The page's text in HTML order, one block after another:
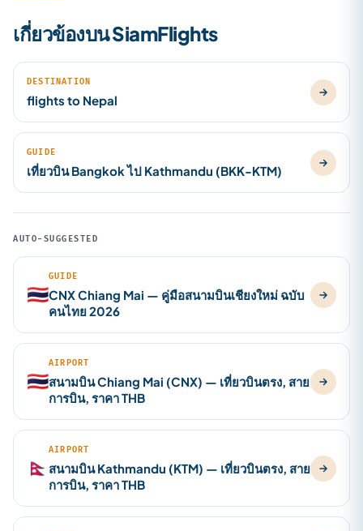
เกี่ยวข้องบน SiamFlights
DESTINATION
flights to Nepal
GUIDE
เที่ยวบิน Bangkok ไป Kathmandu (BKK-KTM)
AUTO-SUGGESTED
🇹🇭
GUIDE
CNX Chiang Mai — คู่มือสนามบินเชียงใหม่ ฉบับ
คนไทย 2026
🇹🇭
AIRPORT
สนามบิน Chiang Mai (CNX) — เที่ยวบินตรง, สาย
การบิน, ราคา THB
🇳🇵
AIRPORT
สนามบิน Kathmandu (KTM) — เที่ยวบินตรง, สาย
การบิน, ราคา THB